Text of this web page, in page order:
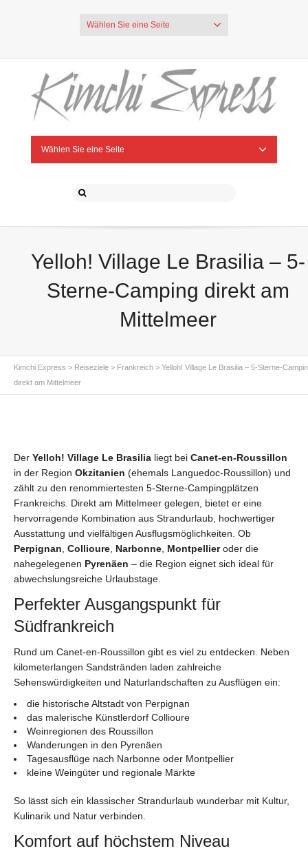
Wählen Sie eine Seite
Wählen Sie eine Seite
Yelloh! Village Le Brasilia – 5-
Sterne-Camping direkt am
Mittelmeer
Kimchi Express > Reiseziele > Frankreich > Yelloh! Village Le Brasilia – 5-Sterne-
direkt am Mittelmeer
Der Yelloh! Village Le Brasilia liegt bei Canet-en-Roussillon
in der Region Okzitanien (ehemals Languedoc-Roussillon) und
zählt zu den renommiertesten 5-Sterne-Campingplätzen
Frankreichs. Direkt am Mittelmeer gelegen, bietet er eine
hervorragende Kombination aus Strandurlaub, hochwertiger
Ausstattung und vielfältigen Ausflugsmöglichkeiten. Ob
Perpignan Collioure Narbonne Montpellieroder die
nahegelegenen Pyrenäen – die Region eignet sich ideal für
abwechslungsreiche Urlaubstage.
Perfekter Ausgangspunkt für
Südfrankreich
Rund um Canet-en-Roussillon gibt es viel zu entdecken. Neben
kilometerlangen Sandstränden laden zahlreiche
Sehenswürdigkeiten und Naturlandschaften zu Ausflügen ein:
die historische Altstadt von Perpignan
das malerische Künstlerdorf Collioure
Weinregionen des Roussillon
Wanderungen in den Pyrenäen
Tagesausflüge nach Narbonne oder Montpellier
kleine Weingüter und regionale Märkte
So lässt sich ein klassischer Strandurlaub wunderbar mit Kultur,
Kulinarik und Natur verbinden.
Komfort auf höchstem Niveau